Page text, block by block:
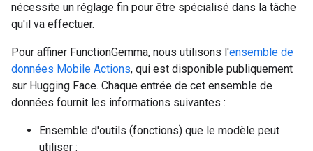
nécessite un réglage fin pour être spécialisé dans la tâche
qu'il va effectuer.
Pour affiner FunctionGemma, nous utilisons l'ensemble de
données Mobile Actions, qui est disponible publiquement
sur Hugging Face. Chaque entrée de cet ensemble de
données fournit les informations suivantes :
Ensemble d'outils (fonctions) que le modèle peut
utiliser :